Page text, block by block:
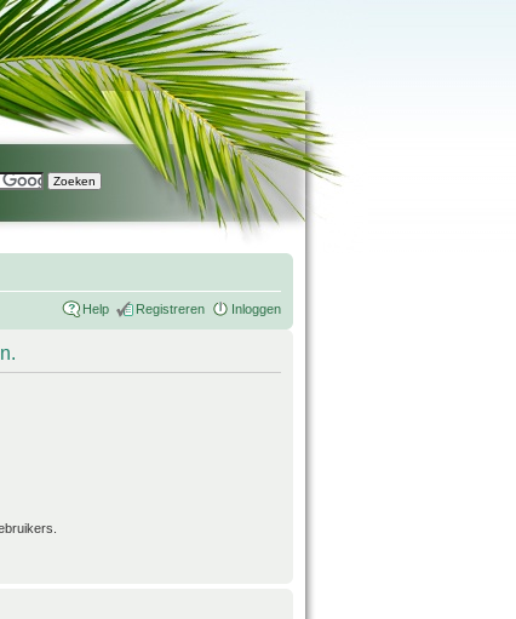
Help Registreren Inloggen